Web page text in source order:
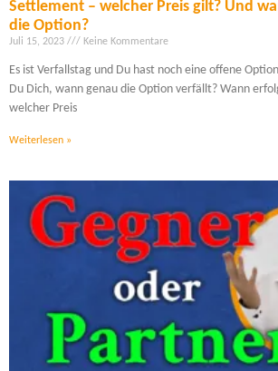
Settlement – welcher Preis gilt? Und
die Option?
Juli 15, 2023 Keine Kommentare
Es ist Verfallstag und Du hast noch eine offene
Du Dich, wann genau die Option verfällt? Wann
welcher Preis
Weiterlesen »